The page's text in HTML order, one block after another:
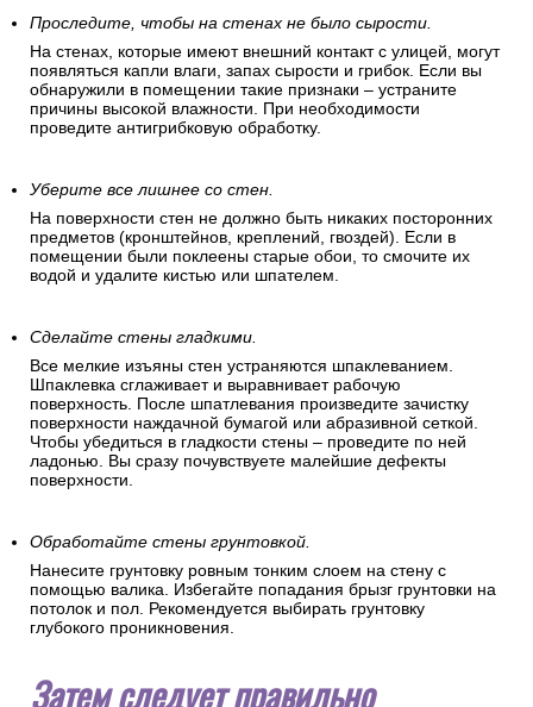
Проследите, чтобы на стенах не было сырости.
На стенах, которые имеют внешний контакт с улицей, могут
появляться капли влаги, запах сырости и грибок. Если вы
обнаружили в помещении такие признаки – устраните
причины высокой влажности. При необходимости
проведите антигрибковую обработку.
Уберите все лишнее со стен.
На поверхности стен не должно быть никаких посторонних
предметов (кронштейнов, креплений, гвоздей). Если в
помещении были поклеены старые обои, то смочите их
водой и удалите кистью или шпателем.
Сделайте стены гладкими.
Все мелкие изъяны стен устраняются шпаклеванием.
Шпаклевка сглаживает и выравнивает рабочую
поверхность. После шпатлевания произведите зачистку
поверхности наждачной бумагой или абразивной сеткой.
Чтобы убедиться в гладкости стены – проведите по ней
ладонью. Вы сразу почувствуете малейшие дефекты
поверхности.
Обработайте стены грунтовкой.
Нанесите грунтовку ровным тонким слоем на стену с
помощью валика. Избегайте попадания брызг грунтовки на
потолок и пол. Рекомендуется выбирать грунтовку
глубокого проникновения.
Затем следует правильно